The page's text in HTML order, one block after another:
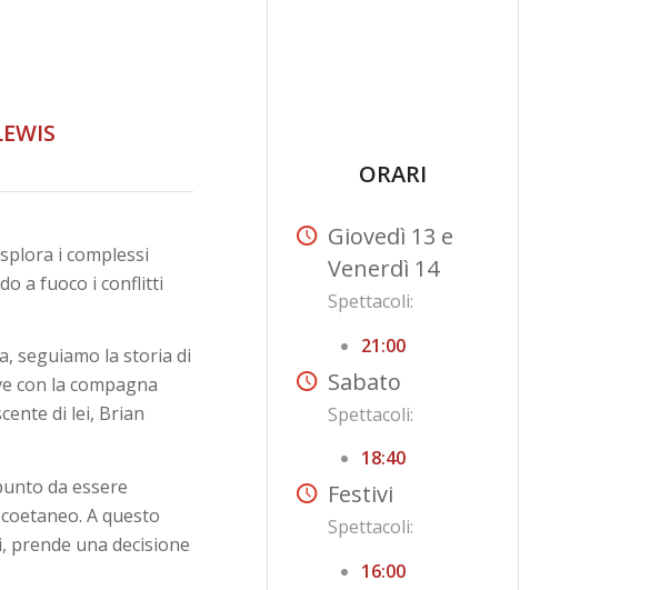
i complessi
a fuoco i conflitti
seguiamo la storia di
con la compagna
di lei, Brian
da essere
A questo
prende una decisione
ORARI
Giovedì 13 e
Venerdì 14
Spettacoli:
21:00
Sabato
Spettacoli:
18:40
Festivi
Spettacoli:
16:00